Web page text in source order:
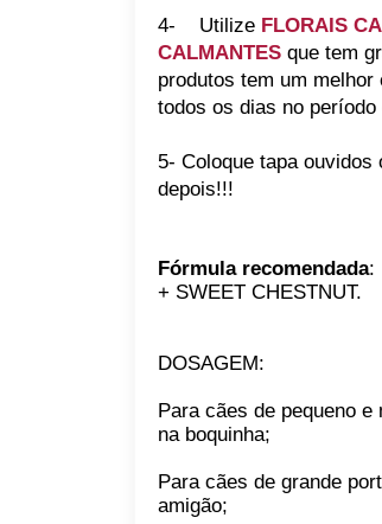
4- Utilize FLORAIS
CALMANTES que tem
produtos tem um
todos os dias no período
5- Coloque tapa
depois!!!
Fórmula recomendada:
+ SWEET CHESTNUT.
DOSAGEM:
Para cães de pequeno
na boquinha;
Para cães de grande
amigão;